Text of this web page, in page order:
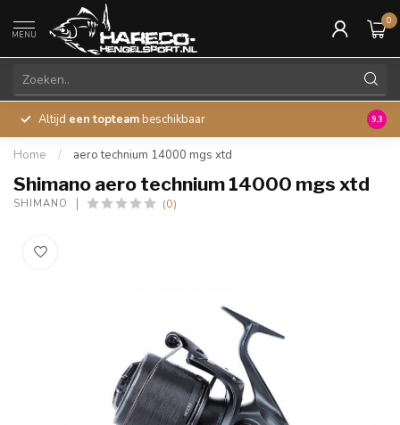
MENU
0
Altijd een topteam beschikbaar 45
9.3
Home / aero technium 14000 mgs xtd
Shimano aero technium 14000 mgs xtd
SHIMANO (0)